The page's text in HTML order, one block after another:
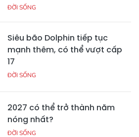
ĐỜI SỐNG
Siêu bão Dolphin tiếp tục
mạnh thêm, có thể vượt cấp
17
ĐỜI SỐNG
2027 có thể trở thành năm
nóng nhất?
ĐỜI SỐNG